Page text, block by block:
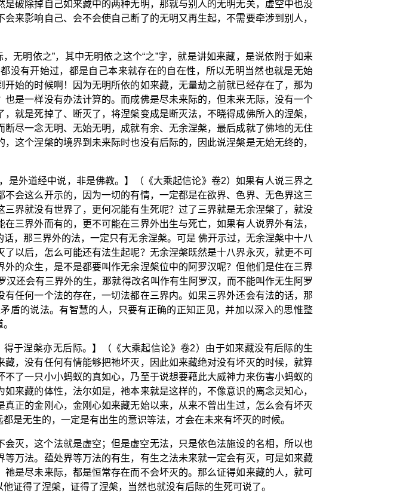
破除掉自己如来藏中的两种无明，那就与别人的无明无关，虚空中也没
来影响自己、会不会使自己断了的无明又再生起，不需要牵涉到别人，
无明依之”，其中无明依之这个“之”字，就是讲如来藏，是说依附于如来
没有开始过，都是自己本来就存在的自在性，所以无明当然也就是无始
始的时候啊！因为无明所依的如来藏，无量劫之前就已经存在了，那为
是一样没有办法计算的。而成佛是尽未来际的，但未来无际，没有一个
就是死掉了、断灭了，将涅槃变成是断灭法，不晓得成佛所入的涅槃，
尽一念无明、无始无明，成就有余、无余涅槃，最后成就了佛地的无住
这个涅槃的境界到未来际时也没有后际的，因此说涅槃是无始无终的，
外道经中说，非是佛教。】（《大乘起信论》卷2）如果有人说三界之
会这么开示的，因为一切的有情，一定都是在欲界、色界、无色界这三
界就没有世界了，更何况能有生死呢？过了三界就是无余涅槃了，就没
三界外而有的，更不可能在三界外出生与死亡，如果有人说界外有法，
，那三界外的法，一定只有无余涅槃。可是 佛开示过，无余涅槃中十八
以后，怎么可能还有法生起呢？无余涅槃既然是十八界永灭，就更不可
的众生，是不是都要叫作无余涅槃位中的阿罗汉呢？但他们是住在三界
汉还会有三界外的生，那就得改名叫作有生阿罗汉，而不能叫作无生阿罗
任何一个法的存在，一切法都在三界内。如果三界外还会有法的话，那
盾的说法。有智慧的人，只要有正确的正知正见，并加以深入的思惟整
于涅槃亦无后际。】（《大乘起信论》卷2）由于如来藏没有后际的生
，没有任何有情能够把祂坏灭，因此如来藏绝对没有坏灭的时候，就算
了一只小小蚂蚁的真如心，乃至于说想要藉此大威神力来伤害小蚂蚁的
来藏的体性，法尔如是，祂本来就是这样的，不像意识的离念灵知心，
正的金刚心，金刚心如来藏无始以来，从来不曾出生过，怎么会有坏灭
是无生的，一定是有出生的意识等法，才会在未来有坏灭的时候。
灭，这个法就是虚空；但是虚空无法，只是依色法施设的名相，所以也
万法。蕴处界等万法的有生，有生之法未来就一定会有灭，可是如来藏
是尽未来际，都是恒常存在而不会坏灭的。那么证得如来藏的人，就可
证得了涅槃，证得了涅槃，当然也就没有后际的生死可说了。